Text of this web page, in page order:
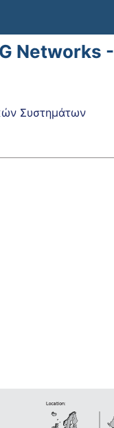
Networks -
Συστημάτων